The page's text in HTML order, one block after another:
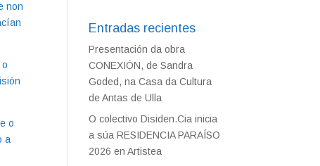
non
o
a
Entradas recientes
Presentación da obra
CONEXIÓN, de Sandra
Goded, na Casa da Cultura
de Antas de Ulla
O colectivo Disiden.Cia inicia
a súa RESIDENCIA PARAÍSO
2026 en Artistea